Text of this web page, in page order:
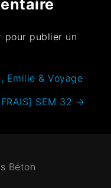
pour publier un
Emilie & Voyage
SEM 32 →
Béton